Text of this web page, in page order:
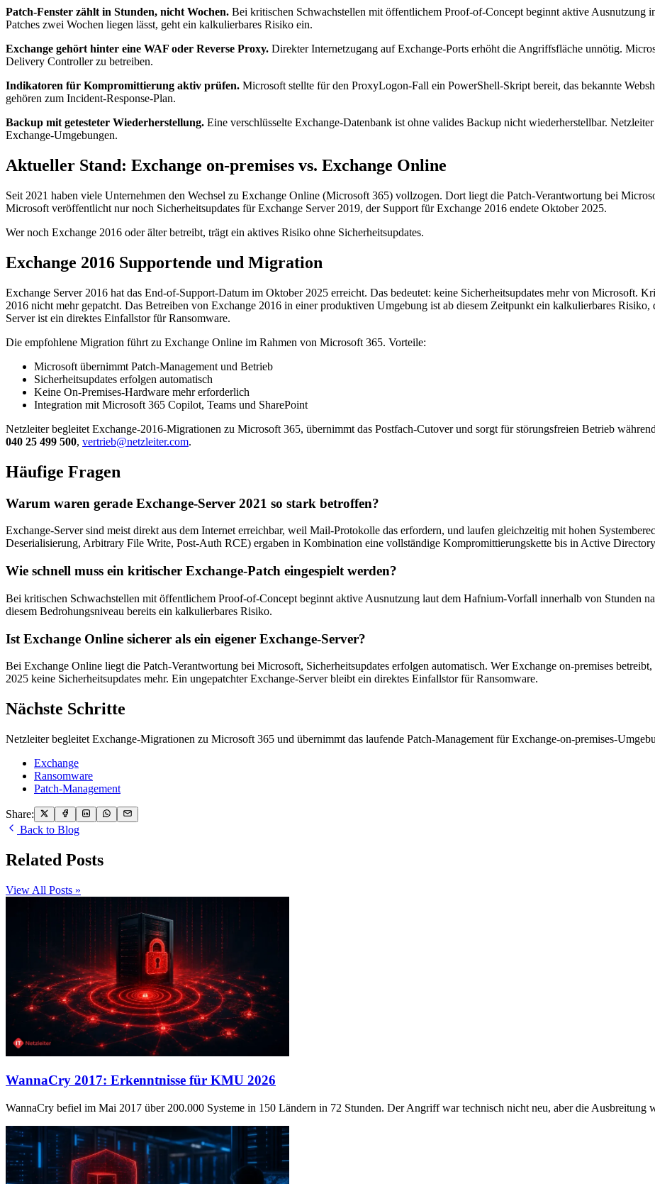
Patch-Fenster zählt in Stunden, nicht Wochen. Bei kritischen Schwachstellen mit öffentlichem Proof-of-Concept beginnt aktive Ausnutzung
Patches zwei Wochen liegen lässt, geht ein kalkulierbares Risiko ein.
Exchange gehört hinter eine WAF oder Reverse Proxy. Direkter Internetzugang auf Exchange-Ports erhöht die Angriffsfläche unnötig.
Delivery Controller zu betreiben.
Indikatoren für Kompromittierung aktiv prüfen. Microsoft stellte für den ProxyLogon-Fall ein PowerShell-Skript bereit, das bekannte
gehören zum Incident-Response-Plan.
Backup mit getesteter Wiederherstellung. Eine verschlüsselte Exchange-Datenbank ist ohne valides Backup nicht wiederherstellbar.
Exchange-Umgebungen.
Aktueller Stand: Exchange on-premises vs. Exchange Online
Seit 2021 haben viele Unternehmen den Wechsel zu Exchange Online (Microsoft 365) vollzogen. Dort liegt die Patch-Verantwortung bei
Microsoft veröffentlicht nur noch Sicherheitsupdates für Exchange Server 2019, der Support für Exchange 2016 endete Oktober 2025.
Wer noch Exchange 2016 oder älter betreibt, trägt ein aktives Risiko ohne Sicherheitsupdates.
Exchange 2016 Supportende und Migration
Exchange Server 2016 hat das End-of-Support-Datum im Oktober 2025 erreicht. Das bedeutet: keine Sicherheitsupdates mehr von Microsoft.
2016 nicht mehr gepatcht. Das Betreiben von Exchange 2016 in einer produktiven Umgebung ist ab diesem Zeitpunkt ein kalkulierbares
Server ist ein direktes Einfallstor für Ransomware.
Die empfohlene Migration führt zu Exchange Online im Rahmen von Microsoft 365. Vorteile:
Microsoft übernimmt Patch-Management und Betrieb
Sicherheitsupdates erfolgen automatisch
Keine On-Premises-Hardware mehr erforderlich
Integration mit Microsoft 365 Copilot, Teams und SharePoint
Netzleiter begleitet Exchange-2016-Migrationen zu Microsoft 365, übernimmt das Postfach-Cutover und sorgt für störungsfreien Betrieb
040 25 499 500, vertrieb@netzleiter.com.
Häufige Fragen
Warum waren gerade Exchange-Server 2021 so stark betroffen?
Exchange-Server sind meist direkt aus dem Internet erreichbar, weil Mail-Protokolle das erfordern, und laufen gleichzeitig mit hohen
Deserialisierung, Arbitrary File Write, Post-Auth RCE) ergaben in Kombination eine vollständige Kompromittierungskette bis in Active
Wie schnell muss ein kritischer Exchange-Patch eingespielt werden?
Bei kritischen Schwachstellen mit öffentlichem Proof-of-Concept beginnt aktive Ausnutzung laut dem Hafnium-Vorfall innerhalb von Stunden
diesem Bedrohungsniveau bereits ein kalkulierbares Risiko.
Ist Exchange Online sicherer als ein eigener Exchange-Server?
Bei Exchange Online liegt die Patch-Verantwortung bei Microsoft, Sicherheitsupdates erfolgen automatisch. Wer Exchange on-premises
2025 keine Sicherheitsupdates mehr. Ein ungepatchter Exchange-Server bleibt ein direktes Einfallstor für Ransomware.
Nächste Schritte
Netzleiter begleitet Exchange-Migrationen zu Microsoft 365 und übernimmt das laufende Patch-Management für Exchange-on-premises-
Exchange
Ransomware
Patch-Management
Share:
Back to Blog
Related Posts
View All Posts »
WannaCry 2017: Erkenntnisse für KMU 2026
WannaCry befiel im Mai 2017 über 200.000 Systeme in 150 Ländern in 72 Stunden. Der Angriff war technisch nicht neu, aber die Ausbreitung